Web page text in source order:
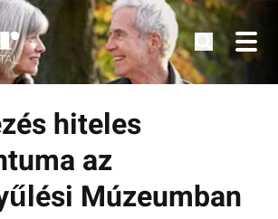
idősek számára.
hiteles
az
Múzeumban